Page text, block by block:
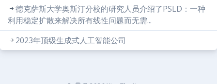
德克萨斯大学奥斯汀分校的研究人员介绍了PSLD：一种
利用稳定扩散来解决所有线性问题而无需...
2023年顶级生成式人工智能公司